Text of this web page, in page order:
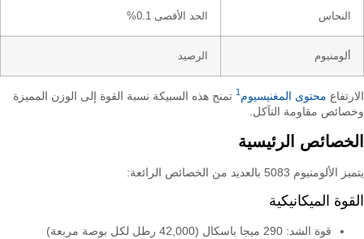
النحاس الحد الأقصى 0.1%
ألومنيوم الرصيد
الارتفاع محتوى المغنيسيوم 1 تمنح هذه السبيكة نسبة القوة إلى الوزن المميزة
وخصائص مقاومة التآكل.
الخصائص الرئيسية
يتميز الألومنيوم 5083 بالعديد من الخصائص الرائعة:
القوة الميكانيكية
قوة الشد: 290 ميجا باسكال (42,000 رطل لكل بوصة مربعة)